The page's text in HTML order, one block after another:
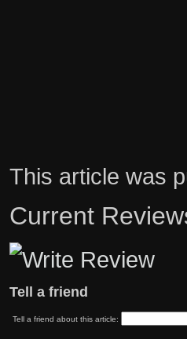
This article was
Current
Tell a friend
Tell a friend about this article: